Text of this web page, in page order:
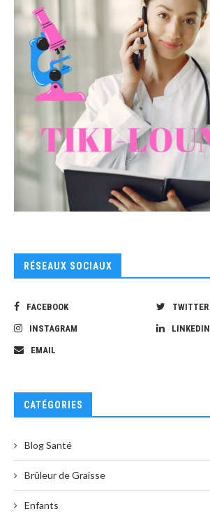
RÉSEAUX SOCIAUX
FACEBOOK TWITTER
INSTAGRAM LINKEDIN
EMAIL
CATÉGORIES
Blog Santé
Brûleur de Graisse
Enfants